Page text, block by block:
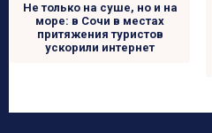
Не только на суше, но и на
море: в Сочи в местах
притяжения туристов
ускорили интернет